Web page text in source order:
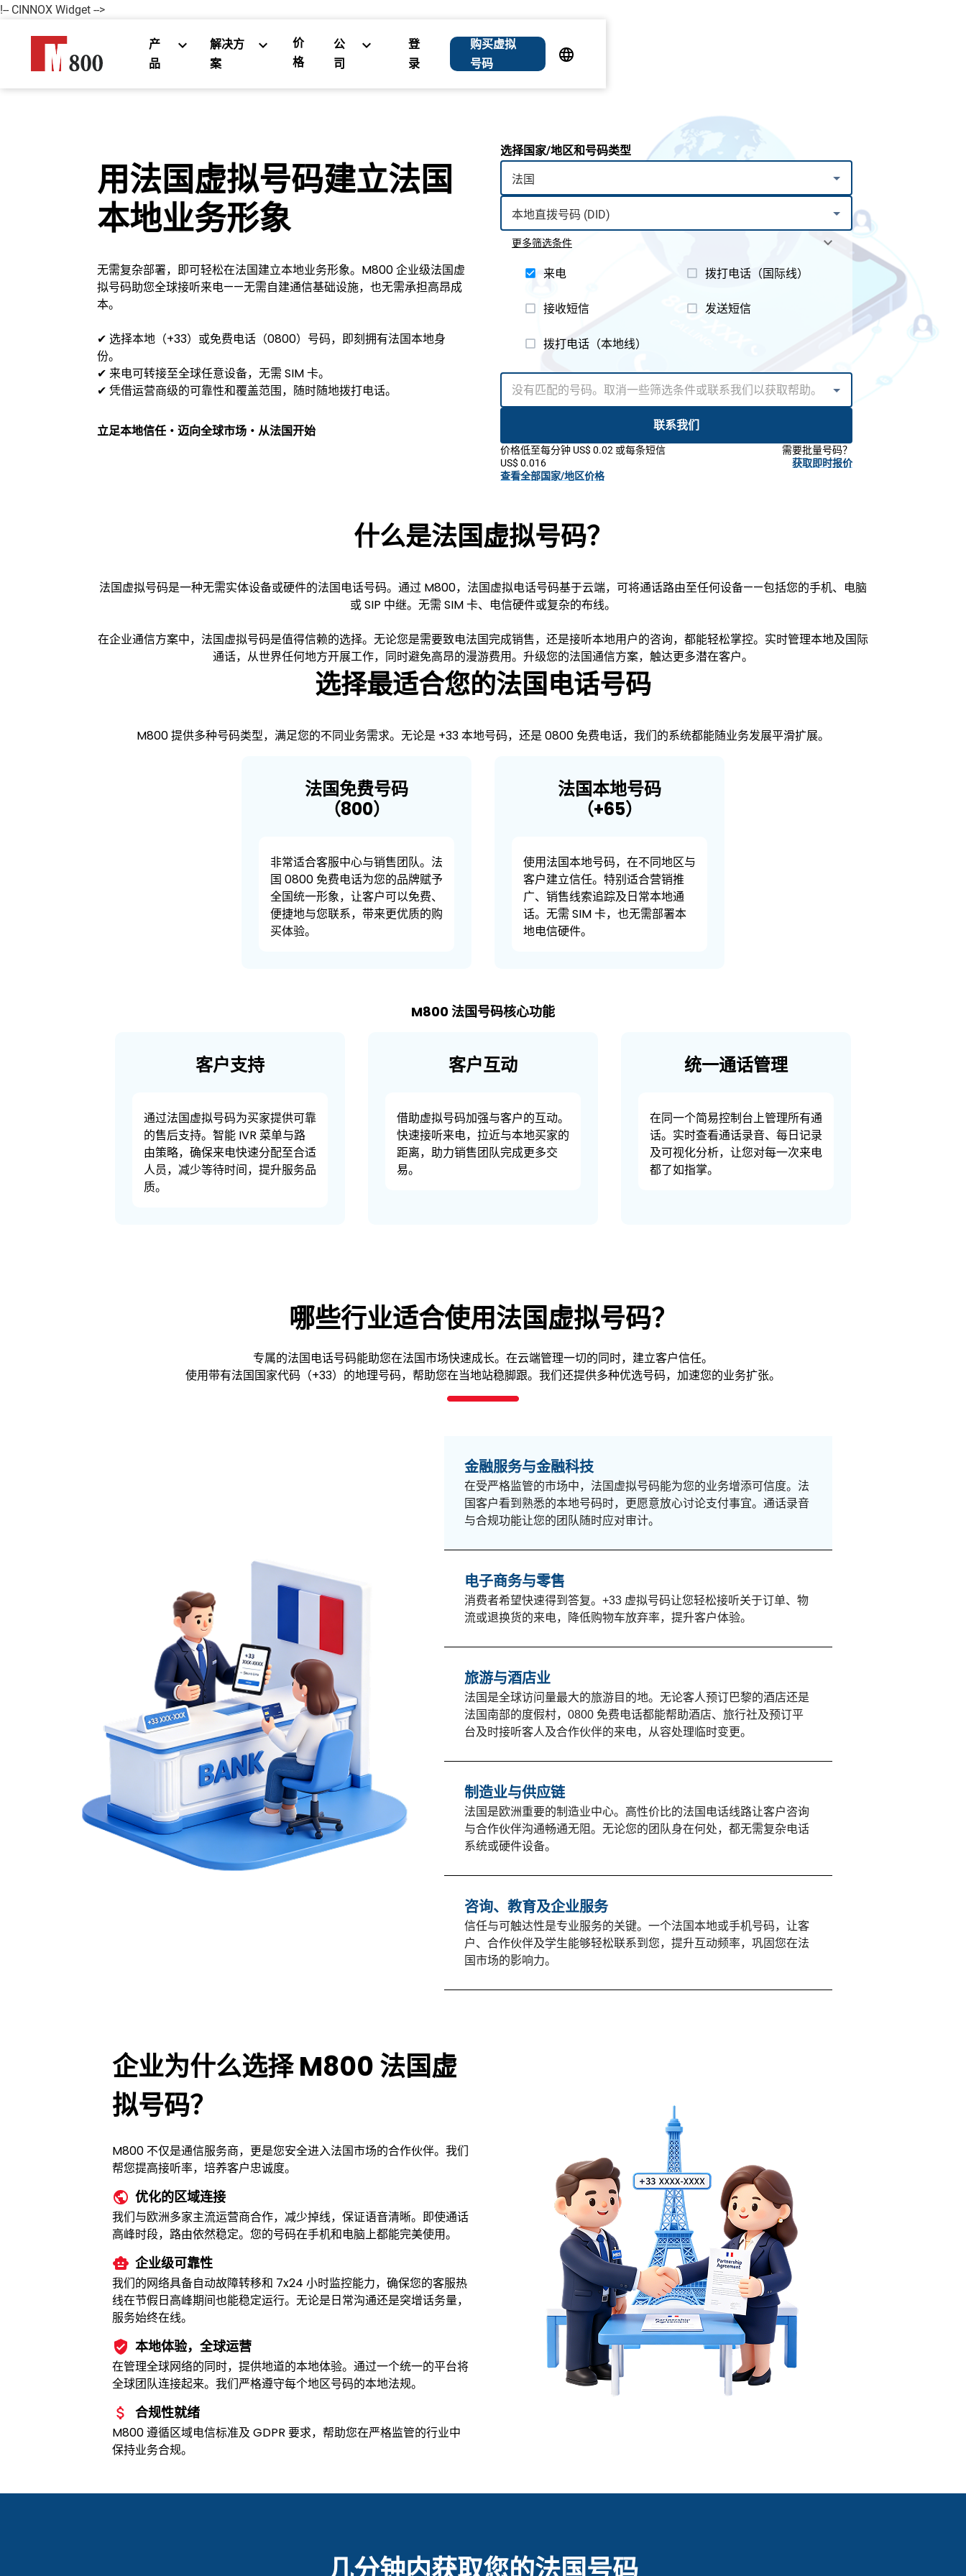
!-- CINNOX Widget -->
产
品
解决方
案
价
格
公
司
登
录
购买虚拟
号码
用法国虚拟号码建立法国
本地业务形象
无需复杂部署，即可轻松在法国建立本地业务形象。M800 企业级法国虚
拟号码助您全球接听来电——无需自建通信基础设施，也无需承担高昂成
本。
✔ 选择本地（+33）或免费电话（0800）号码，即刻拥有法国本地身
份。
✔ 来电可转接至全球任意设备，无需 SIM 卡。
✔ 凭借运营商级的可靠性和覆盖范围，随时随地拨打电话。
立足本地信任・迈向全球市场・从法国开始
选择国家/地区和号码类型
更多筛选条件
来电 拨打电话（国际线）
接收短信 发送短信
拨打电话（本地线）
联系我们
价格低至每分钟 US$ 0.02 或每条短信
US$ 0.016
查看全部国家/地区价格
需要批量号码？
获取即时报价
什么是法国虚拟号码？
法国虚拟号码是一种无需实体设备或硬件的法国电话号码。通过 M800，法国虚拟电话号码基于云端，可将通话路由至任何设备——包括您的手机、电脑
或 SIP 中继。无需 SIM 卡、电信硬件或复杂的布线。
在企业通信方案中，法国虚拟号码是值得信赖的选择。无论您是需要致电法国完成销售，还是接听本地用户的咨询，都能轻松掌控。实时管理本地及国际
通话，从世界任何地方开展工作，同时避免高昂的漫游费用。升级您的法国通信方案，触达更多潜在客户。
选择最适合您的法国电话号码
M800 提供多种号码类型，满足您的不同业务需求。无论是 +33 本地号码，还是 0800 免费电话，我们的系统都能随业务发展平滑扩展。
法国免费号码
（‍800）
非常适合客服中心与销售团队。法
国 0800 免费电话为您的品牌赋予
全国统一形象，让客户可以免费、
便捷地与您联系，带来更优质的购
买体验。
法国本地号码
‍（+65）
使用法国本地号码，在不同地区与
客户建立信任。特别适合营销推
广、销售线索追踪及日常本地通
话。无需 SIM 卡，也无需部署本
地电信硬件。
M800 法国号码核心功能
客户支持
通过法国虚拟号码为买家提供可靠
的售后支持。智能 IVR 菜单与路
由策略，确保来电快速分配至合适
人员，减少等待时间，提升服务品
质。
客户互动
借助虚拟号码加强与客户的互动。
快速接听来电，拉近与本地买家的
距离，助力销售团队完成更多交
易。
统一通话管理
在同一个简易控制台上管理所有通
话。实时查看通话录音、每日记录
及可视化分析，让您对每一次来电
都了如指掌。
哪些行业适合使用法国虚拟号码？
专属的法国电话号码能助您在法国市场快速成长。在云端管理一切的同时，建立客户信任。
使用带有法国国家代码（+33）的地理号码，帮助您在当地站稳脚跟。我们还提供多种优选号码，加速您的业务扩张。
金融服务与金融科技
在受严格监管的市场中，法国虚拟号码能为您的业务增添可信度。法
国客户看到熟悉的本地号码时，更愿意放心讨论支付事宜。通话录音
与合规功能让您的团队随时应对审计。
电子商务与零售
消费者希望快速得到答复。+33 虚拟号码让您轻松接听关于订单、物
流或退换货的来电，降低购物车放弃率，提升客户体验。
旅游与酒店业
法国是全球访问量最大的旅游目的地。无论客人预订巴黎的酒店还是
法国南部的度假村，0800 免费电话都能帮助酒店、旅行社及预订平
台及时接听客人及合作伙伴的来电，从容处理临时变更。
制造业与供应链
法国是欧洲重要的制造业中心。高性价比的法国电话线路让客户咨询
与合作伙伴沟通畅通无阻。无论您的团队身在何处，都无需复杂电话
系统或硬件设备。
咨询、教育及企业服务
信任与可触达性是专业服务的关键。一个法国本地或手机号码，让客
户、合作伙伴及学生能够轻松联系到您，提升互动频率，巩固您在法
国市场的影响力。
企业为什么选择 M800 法国虚
拟号码？
M800 不仅是通信服务商，更是您安全进入法国市场的合作伙伴。我们
帮您提高接听率，培养客户忠诚度。
优化的区域连接
我们与欧洲多家主流运营商合作，减少掉线，保证语音清晰。即使通话
高峰时段，路由依然稳定。您的号码在手机和电脑上都能完美使用。
企业级可靠性
我们的网络具备自动故障转移和 7x24 小时监控能力，确保您的客服热
线在节假日高峰期间也能稳定运行。无论是日常沟通还是突增话务量，
服务始终在线。
本地体验，全球运营
在管理全球网络的同时，提供地道的本地体验。通过一个统一的平台将
全球团队连接起来。我们严格遵守每个地区号码的本地法规。
合规性就绪
M800 遵循区域电信标准及 GDPR 要求，帮助您在严格监管的行业中
保持业务合规。